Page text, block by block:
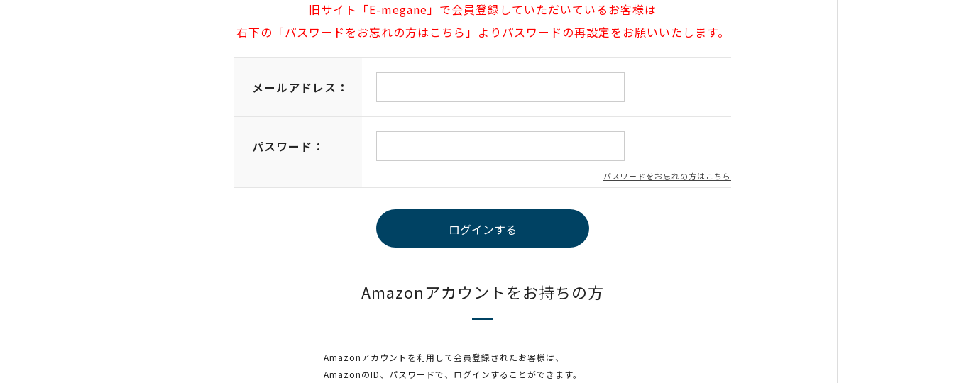
旧サイト「E-megane」で会員登録していただいているお客様は
右下の「パスワードをお忘れの方はこちら」よりパスワードの再設定をお願いいたします。
メールアドレス：
パスワード：
パスワードをお忘れの方はこちら
Amazonアカウントをお持ちの方
Amazonアカウントを利用して会員登録されたお客様は、
AmazonのID、パスワードで、ログインすることができます。